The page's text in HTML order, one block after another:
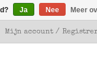
Mijn account /
Ja Nee Meer